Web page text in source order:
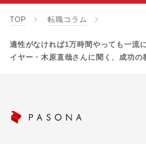
TOP 転職コラム
適性がなければ1万時間やっても一流
イヤー・木原直哉さんに聞く、成功の